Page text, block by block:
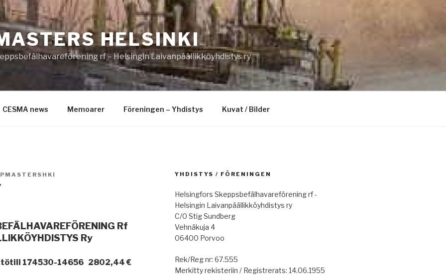
HELSINKI
rf – Helsingin Laivanpäällikköyhdistys ry
CESMA news Memoarer Föreningen – Yhdistys Kuvat / Bilder
Rf
Ry
174530-14656 2802,44 €
YHDISTYS / FÖRENINGEN
Helsingfors Skeppsbefälhavareförening rf -
Helsingin Laivanpäällikköyhdistys ry
C/0 Stig Sundberg
Vehnäkuja 4
06400 Porvoo
Rek/Reg nr: 67.555
Merkitty rekisteriin / Registrerats: 14.06.1955